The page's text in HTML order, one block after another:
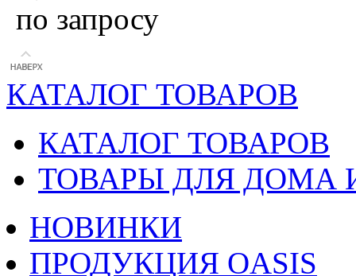
по запросу
КАТАЛОГ ТОВАРОВ
КАТАЛОГ ТОВАРОВ
ТОВАРЫ ДЛЯ ДОМА
НОВИНКИ
ПРОДУКЦИЯ OASIS